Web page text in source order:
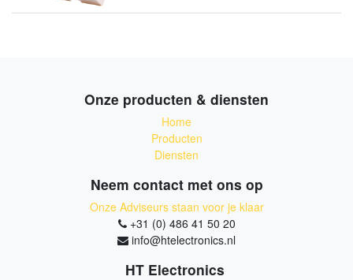
Onze producten & diensten
Home
Producten
Diensten
Neem contact met ons op
Onze Adviseurs staan voor je klaar
+31 (0) 486 41 50 20
info@htelectronics.nl
HT Electronics